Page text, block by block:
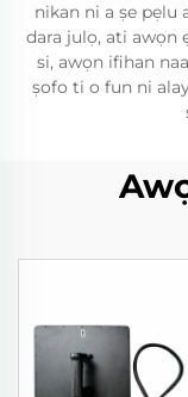
nikan ni a ṣe pẹlu
dara julọ, ati awọn
si, awọn ifihan
ṣofo ti o fun ni